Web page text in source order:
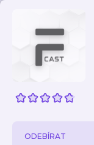
ODEBÍRAT